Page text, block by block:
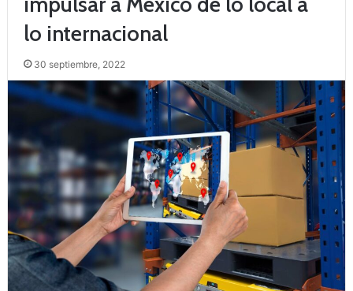
lo internacional
30 septiembre, 2022